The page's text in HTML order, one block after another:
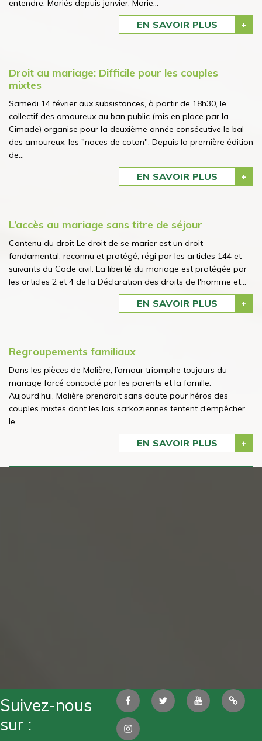
entendre. Mariés depuis janvier, Marie...
EN SAVOIR PLUS
Droit au mariage: Difficile pour les couples
mixtes
Samedi 14 février aux subsistances, à partir de 18h30, le
collectif des amoureux au ban public (mis en place par la
Cimade) organise pour la deuxième année consécutive le bal
des amoureux, les "noces de coton". Depuis la première édition
de...
EN SAVOIR PLUS
L’accès au mariage sans titre de séjour
Contenu du droit Le droit de se marier est un droit
fondamental, reconnu et protégé, régi par les articles 144 et
suivants du Code civil. La liberté du mariage est protégée par
les articles 2 et 4 de la Déclaration des droits de l'homme et...
EN SAVOIR PLUS
Regroupements familiaux
Dans les pièces de Molière, l’amour triomphe toujours du
mariage forcé concocté par les parents et la famille.
Aujourd’hui, Molière prendrait sans doute pour héros des
couples mixtes dont les lois sarkoziennes tentent d’empêcher
le...
EN SAVOIR PLUS
Suivez-nous
sur :
FacebookTwitter Youtube
Instagram